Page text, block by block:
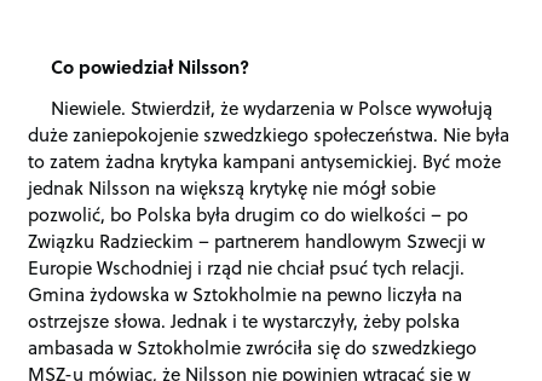
Co powiedział Nilsson?
Niewiele. Stwierdził, że wydarzenia w Polsce wywołują
duże zaniepokojenie szwedzkiego społeczeństwa. Nie była
to zatem żadna krytyka kampani antysemickiej. Być może
jednak Nilsson na większą krytykę nie mógł sobie
pozwolić, bo Polska była drugim co do wielkości – po
Związku Radzieckim – partnerem handlowym Szwecji w
Europie Wschodniej i rząd nie chciał psuć tych relacji.
Gmina żydowska w Sztokholmie na pewno liczyła na
ostrzejsze słowa. Jednak i te wystarczyły, żeby polska
ambasada w Sztokholmie zwróciła się do szwedzkiego
MSZ-u mówiąc, że Nilsson nie powinien wtrącać się w